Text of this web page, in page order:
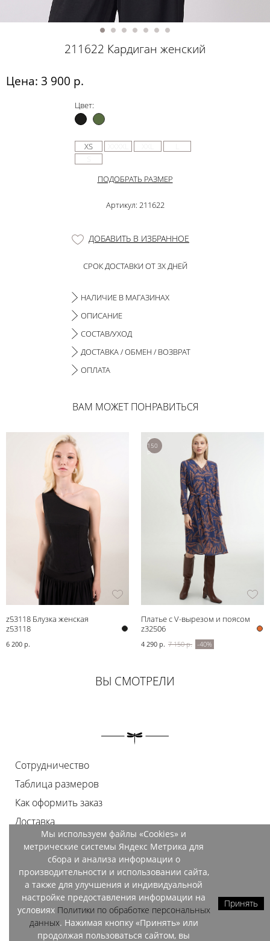
211622 Кардиган женский
Цена: 3 900 р.
Цвет:
XS
ПОДОБРАТЬ РАЗМЕР
Артикул: 211622
ДОБАВИТЬ В ИЗБРАННОЕ
СРОК ДОСТАВКИ ОТ 3Х ДНЕЙ
НАЛИЧИЕ В МАГАЗИНАХ
ОПИСАНИЕ
СОСТАВ/УХОД
ДОСТАВКА / ОБМЕН / ВОЗВРАТ
ОПЛАТА
ВАМ МОЖЕТ ПОНРАВИТЬСЯ
z53118 Блузка женская
z53118
6 200 р.
7
150
р.
Платье с V-вырезом и поясом
z32506
4 290 р. 7 150 р. -40%
ВЫ СМОТРЕЛИ
Сотрудничество
Таблица размеров
Как оформить заказ
Доставка
Оплата
Возврат
Документы
Контакты
Магазины
Мы используем файлы «Cookies» и
метрические системы Яндекс Метрика для
сбора и анализа информации о
производительности и использовании сайта,
а также для улучшения и индивидуальной
настройке предоставления информации на
условиях Политики по обработке персональных
данных. Нажимая кнопку «Принять» или
продолжая пользоваться сайтом, вы
Принять